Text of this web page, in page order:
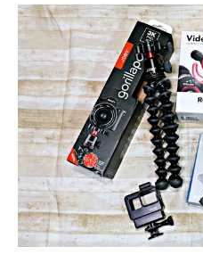
JOBY
GorillaPod
3K
Pro
Kit、
RODE
Video
Micro
指
向
性
麥
克、
PD
快
裝
背